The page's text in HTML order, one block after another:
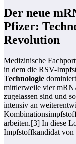
Der neue
Pfizer:
Revolution
Medizinische
in dem die RSV-
Technologie
mittlerweile vier
zugelassen sind und
intensiv an
arbeiten.[3] In diese
Impfstoffkandidat von